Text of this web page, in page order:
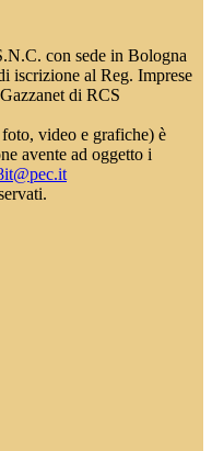
con sede in Bologna
iscrizione al Reg. Imprese
di RCS
video e grafiche) è
avente ad oggetto i